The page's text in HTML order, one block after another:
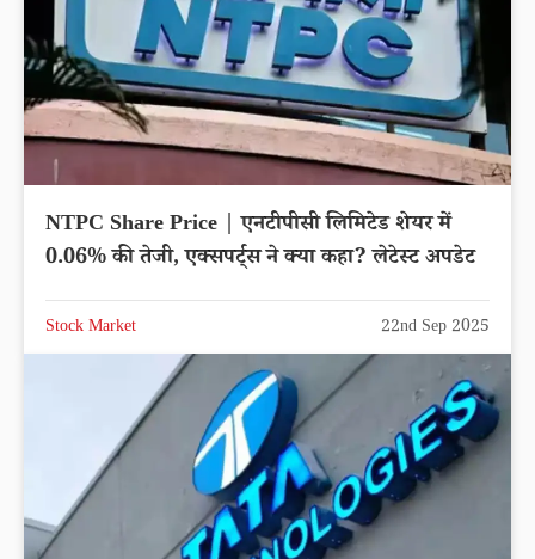
NTPC Share Price | एनटीपीसी लिमिटेड शेयर में
0.06% की तेजी, एक्सपर्ट्स ने क्या कहा? लेटेस्ट अपडेट
Stock Market 22nd Sep 2025